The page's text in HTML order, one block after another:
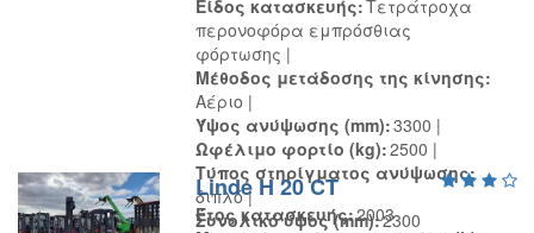
Είδος κατασκευής Τετράτροχα
περονοφόρα εμπρόσθιας
φόρτωσης
Μέθοδος μετάδοσης της κίνησης
Αέριο
Ύψος ανύψωσης (mm) 3300
Ωφέλιμο φορτίο (kg) 2500
Τύπος στηρίγματος ανύψωσης
διπλό
Συνολικό ύψος (mm) 2300
Linde H 20 CT
Έτος κατασκευής 2003